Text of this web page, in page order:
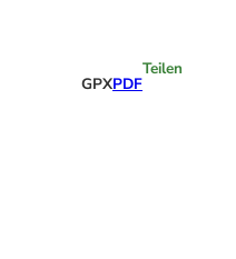
GPXPDF
Teilen